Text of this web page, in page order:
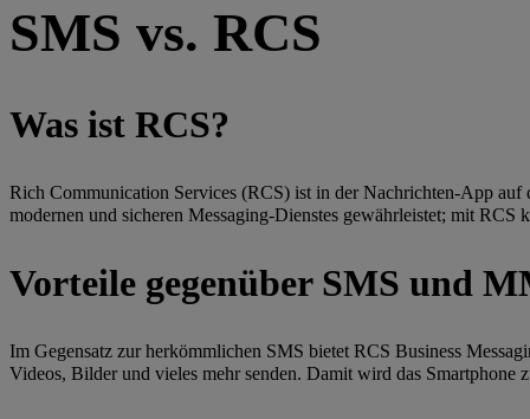
SMS vs. RCS
Was ist RCS?
Rich Communication Services (RCS) ist in der Nachrichten-App auf
modernen und sicheren Messaging-Dienstes gewährleistet; mit
Vorteile gegenüber SMS und
Im Gegensatz zur herkömmlichen SMS bietet RCS Business
Videos, Bilder und vieles mehr senden. Damit wird das